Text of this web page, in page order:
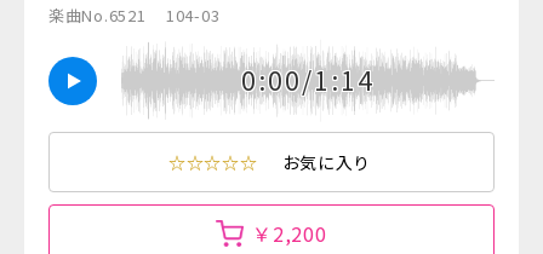
楽曲No.6521 104-03
0:00/1:14
☆☆☆☆☆ お気に入り
￥2,200